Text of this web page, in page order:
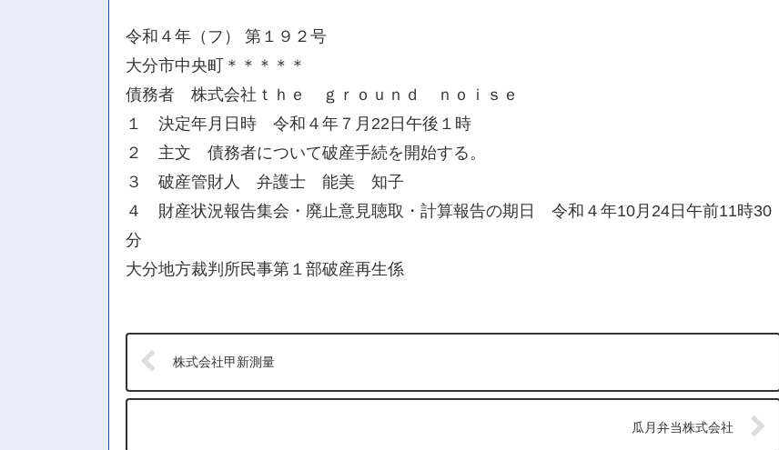
令和４年（フ） 第１９２号
大分市中央町＊＊＊＊＊
債務者 株式会社ｔｈｅ ｇｒｏｕｎｄ ｎｏｉｓｅ
１ 決定年月日時 令和４年７月22日午後１時
２ 主文 債務者について破産手続を開始する。
３ 破産管財人 弁護士 能美 知子
４ 財産状況報告集会・廃止意見聴取・計算報告の期日 令和４年10月24日午前11時30
分
大分地方裁判所民事第１部破産再生係
株式会社甲新測量
瓜月弁当株式会社